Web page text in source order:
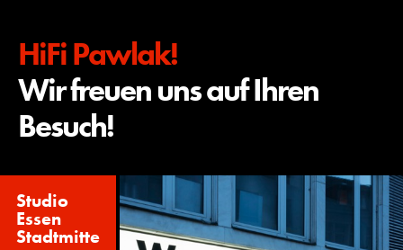
HiFi Pawlak!
Wir freuen uns auf Ihren
Besuch!
Studio
Essen
Stadtmitte